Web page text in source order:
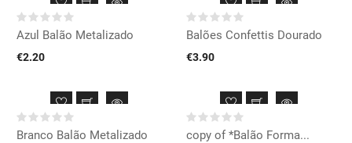
Azul Balão Metalizado
€2.20
Balões Confettis Dourado
€3.90
Branco Balão Metalizado copy of *Balão Forma...